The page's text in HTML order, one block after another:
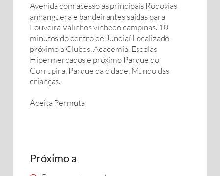
Avenida com acesso as principais Rodovias
anhanguera e bandeirantes saídas para
Louveira Valinhos vinhedo campinas. 10
minutos do centro de Jundiaí Localizado
próximo a Clubes, Academia, Escolas
Hipermercados e próximo Parque do
Corrupira, Parque da cidade, Mundo das
crianças.
Aceita Permuta
Próximo a